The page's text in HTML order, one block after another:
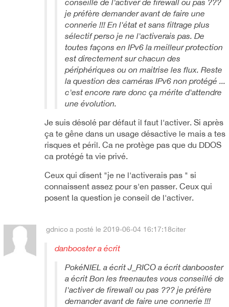
conseillé de l'activer de firewall ou pas ???
je préfère demander avant de faire une
connerie !!! En l'état et sans filtrage plus
sélectif perso je ne l'activerais pas. De
toutes façons en IPv6 la meilleur protection
est directement sur chacun des
périphériques ou on maitrise les flux. Reste
la question des caméras IPv6 non protégé ...
c'est encore rare donc ça mérite d'attendre
une évolution.
Je suis désolé par défaut il faut l'activer. Si après
ça te gêne dans un usage désactive le mais a tes
risques et péril. Ca ne protège pas que du DDOS
ca protégé ta vie privé.
Ceux qui disent "je ne l'activerais pas " si
connaissent assez pour s'en passer. Ceux qui
posent la question je conseil de l'activer.
gdnico a posté le 2019-06-04 16:17:18citer
danbooster a écrit
PokéNIEL a écrit J_RICO a écrit danbooster
a écrit Bon les freenautes vous conseillé de
l'activer de firewall ou pas ??? je préfère
demander avant de faire une connerie !!!